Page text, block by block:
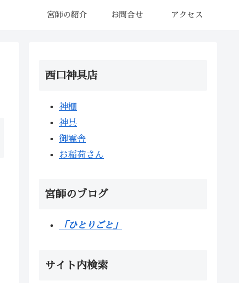
宮師の紹介 お問合せ アクセス
西口神具店
神棚
神具
御霊舎
お稲荷さん
宮師のブログ
「ひとりごと」
サイト内検索